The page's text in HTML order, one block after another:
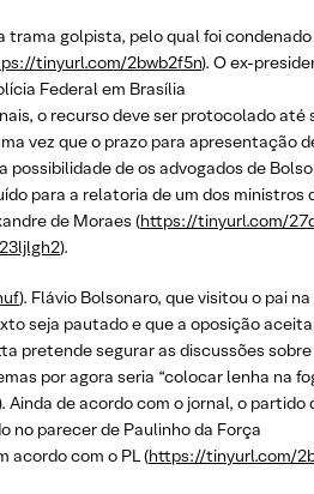
golpista, pelo qual foi condenado
tinyurl.com/2bwb2f5n). O ex-
Federal em Brasília
o recurso deve ser protocolado até
vez que o prazo para apresentação
possibilidade de os advogados de
para a relatoria de um dos ministros
de Moraes (https://tinyurl.com/
).
). Flávio Bolsonaro, que visitou o pai
seja pautado e que a oposição
pretende segurar as discussões
por agora seria “colocar lenha na
Ainda de acordo com o jornal, o partido
no parecer de Paulinho da Força
acordo com o PL (https://tinyurl.com/